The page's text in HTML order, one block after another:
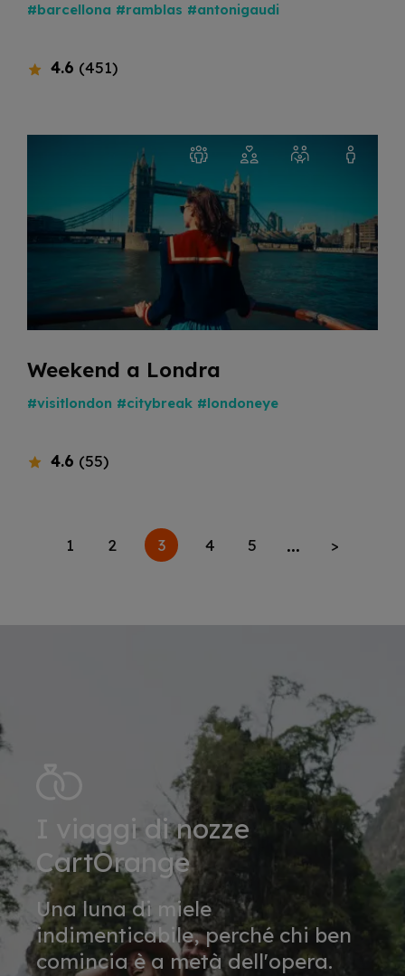
#barcellona #ramblas #antonigaudi
4.6 (451)
Weekend a Londra
#visitlondon #citybreak #londoneye
4.6 (55)
1 2 3 4 5 ... >
I viaggi di nozze
CartOrange
Una luna di miele
indimenticabile, perché chi ben
comincia è a metà dell'opera.